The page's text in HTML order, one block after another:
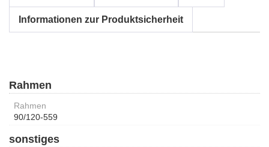
Informationen zur Produktsicherheit
Rahmen
Rahmen
90/120-559
sonstiges